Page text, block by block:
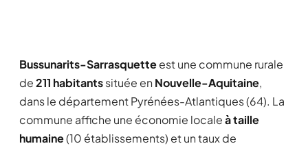
Bussunarits-Sarrasquetteest une commune rurale
de211 habitantssituée en Nouvelle-Aquitaine,
dans le département Pyrénées-Atlantiques (64). La
commune affiche une économie localeà taille
humaine(10 établissements) et un taux de